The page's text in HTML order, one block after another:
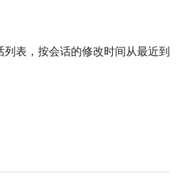
表，按会话的修改时间从最近到